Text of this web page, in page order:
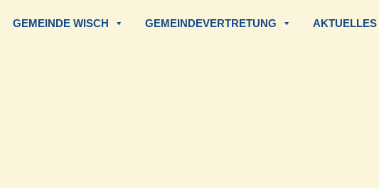
GEMEINDE WISCH GEMEINDEVERTRETUNG AKTUELLES